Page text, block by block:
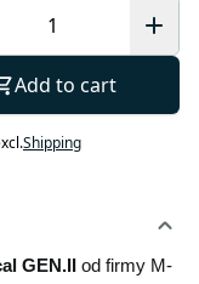
Add to cart
Shipping
GEN.II od firmy M-